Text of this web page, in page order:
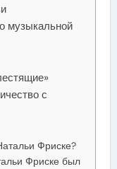
музыкальной
с
Фриске?
Фриске был